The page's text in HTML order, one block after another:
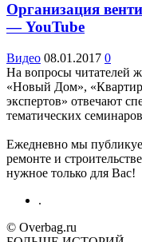
Организация
— YouTube
Видео 08.01.2017 0
На вопросы читателей
«Новый Дом»,
экспертов» отвечают
тематических
Ежедневно мы
ремонте и
нужное только для Вас!
.
© Overbag.ru